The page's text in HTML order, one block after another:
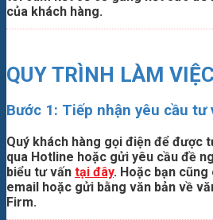
của khách hàng.
QUY TRÌNH LÀM VIỆC
Bước 1: Tiếp nhận yêu cầu tư
Quý khách hàng gọi điện để được
qua Hotline hoặc gửi yêu cầu đề
biểu tư vấn tại đây. Hoặc bạn
email hoặc gửi bằng văn bản về
Firm.